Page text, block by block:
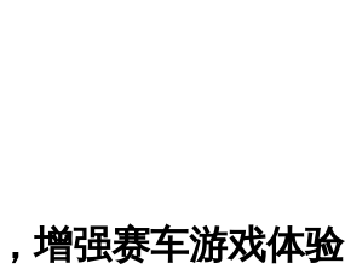
增强赛车游戏体验